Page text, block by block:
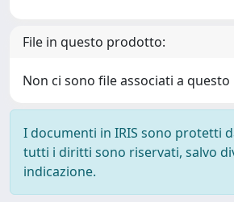
File in questo prodotto:
Non ci sono file associati a
I documenti in IRIS sono protetti
tutti i diritti sono riservati, salvo
indicazione.